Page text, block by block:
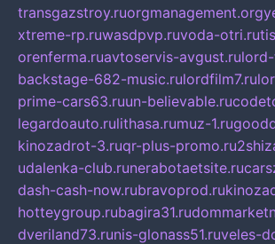
transgazstroy.ruorgmanagement.org
xtreme-rp.ruwasdpvp.ruvoda-otri.ru
orenferma.ruavtoservis-avgust.ru
backstage-682-music.rulordfilm7.ru
prime-cars63.ruun-believable.ru
legardoauto.rulithasa.rumuz-1.ru
kinozadrot-3.ruqr-plus-promo.ru
udalenka-club.runerabotaetsite.ru
dash-cash-now.rubravoprod.ru
hotteygroup.rubagira31.ru
dveriland73.runis-glonass51.ruveles-